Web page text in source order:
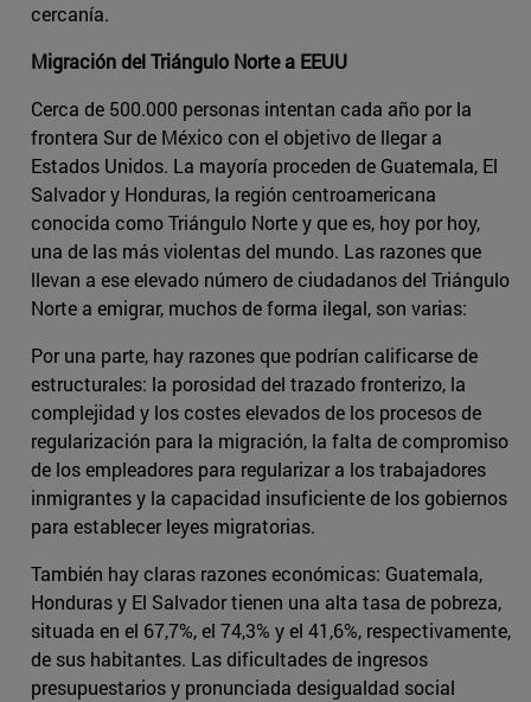
cercanía.
Migración del Triángulo Norte a EEUU
Cerca de 500.000 personas intentan cada año por la
frontera Sur de México con el objetivo de llegar a
Estados Unidos. La mayoría proceden de Guatemala, El
Salvador y Honduras, la región centroamericana
conocida como Triángulo Norte y que es, hoy por hoy,
una de las más violentas del mundo. Las razones que
llevan a ese elevado número de ciudadanos del Triángulo
Norte a emigrar, muchos de forma ilegal, son varias:
Por una parte, hay razones que podrían calificarse de
estructurales: la porosidad del trazado fronterizo, la
complejidad y los costes elevados de los procesos de
regularización para la migración, la falta de compromiso
de los empleadores para regularizar a los trabajadores
inmigrantes y la capacidad insuficiente de los gobiernos
para establecer leyes migratorias.
También hay claras razones económicas: Guatemala,
Honduras y El Salvador tienen una alta tasa de pobreza,
situada en el 67,7%, el 74,3% y el 41,6%, respectivamente,
de sus habitantes. Las dificultades de ingresos
presupuestarios y pronunciada desigualdad social